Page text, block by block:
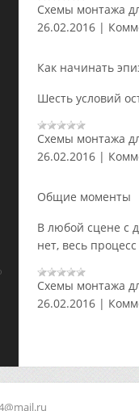
Схемы монтажа
26.02.2016 |
Как начинать
Шесть условий
Схемы монтажа
26.02.2016 |
Общие моменты
В любой сцене с
нет, весь
Схемы монтажа
26.02.2016 |